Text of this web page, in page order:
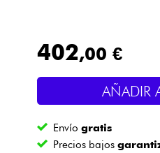
Nederland
Sistemas de Sonido
Vientos
Cables & Acces.
402,00 €
AÑADIR
Envíogratis
Precios bajos